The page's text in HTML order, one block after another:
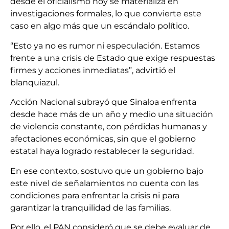
investigaciones formales, lo que convierte este
caso en algo más que un escándalo político.
“Esto ya no es rumor ni especulación. Estamos
frente a una crisis de Estado que exige respuestas
firmes y acciones inmediatas”, advirtió el
blanquiazul.
Acción Nacional subrayó que Sinaloa enfrenta
desde hace más de un año y medio una situación
de violencia constante, con pérdidas humanas y
afectaciones económicas, sin que el gobierno
estatal haya logrado restablecer la seguridad.
En ese contexto, sostuvo que un gobierno bajo
este nivel de señalamientos no cuenta con las
condiciones para enfrentar la crisis ni para
garantizar la tranquilidad de las familias.